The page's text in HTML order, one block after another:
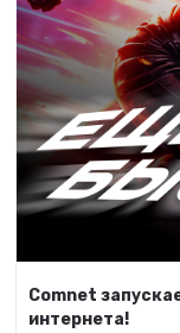
Comnet
интернета!